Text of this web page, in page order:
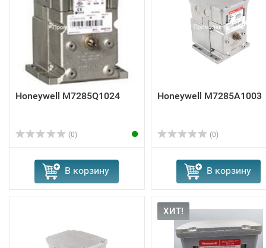
Honeywell M7285Q1024
(0)
В корзину
Honeywell M7285A1003
(0)
В корзину
ХИТ!